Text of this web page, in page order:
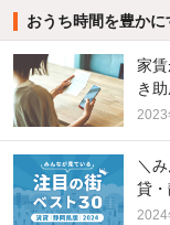
おうち時間を豊かに
家
き
2023
＼
貸
2024